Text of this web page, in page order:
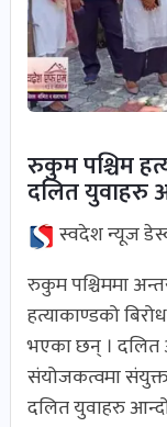
देश-
प्रदेश
खबर
विकास-
खबर
पोष्ट
कृषि
रुकुम पश्चिम
दलित युवाहरु
स्वदेश न्यूज
रुकुम पश्चिममा
हत्याकाण्डको
भएका छन् । दलित
संयोजकत्वमा
दलित युवाहरु